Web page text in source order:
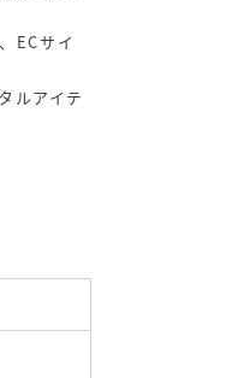
ECサイ
ルアイテ